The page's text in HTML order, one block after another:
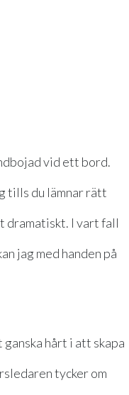
vid ett bord.
tills du lämnar rätt
dramatiskt. I vart fall
jag med handen på
hårt i att skapa
tycker om